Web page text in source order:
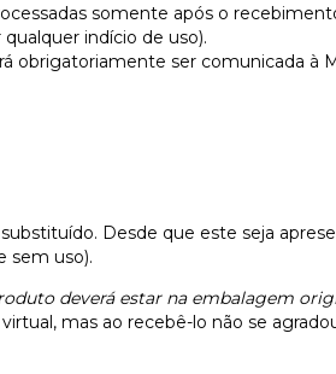
somente após o
indício de uso).
obrigatoriamente ser comunicada à
Desde que este seja
sem uso).
deverá estar na embalagem
mas ao recebê-lo não se